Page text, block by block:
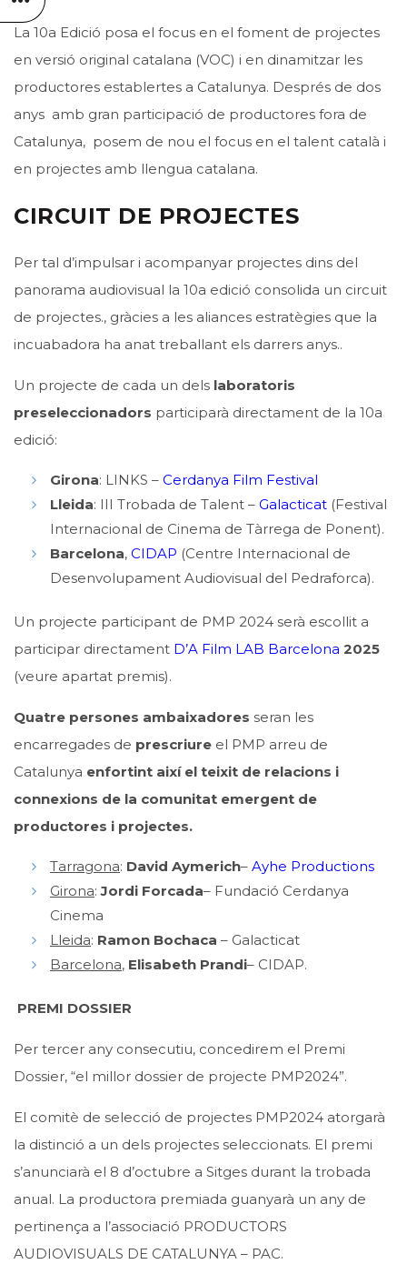
La 10a Edició posa el focus en el foment de projectes
en versió original catalana (VOC) i en dinamitzar les
productores establertes a Catalunya. Després de dos
anys amb gran participació de productores fora de
Catalunya, posem de nou el focus en el talent català i
en projectes amb llengua catalana.
CIRCUIT DE PROJECTES
Per tal d’impulsar i acompanyar projectes dins del
panorama audiovisual la 10a edició consolida un circuit
de projectes., gràcies a les aliances estratègies que la
incuabadora ha anat treballant els darrers anys..
Un projecte de cada un dels laboratoris
preseleccionadors participarà directament de la 10a
edició:
Girona: LINKS – Cerdanya Film Festival
Lleida: III Trobada de Talent – Galacticat (Festival
Internacional de Cinema de Tàrrega de Ponent).
Barcelona, CIDAP (Centre Internacional de
Desenvolupament Audiovisual del Pedraforca).
Un projecte participant de PMP 2024 serà escollit a
participar directament D’A Film LAB Barcelona 2025
(veure apartat premis).
Quatre persones ambaixadores seran les
encarregades de prescriure el PMP arreu de
Catalunya enfortint així el teixit de relacions i
connexions de la comunitat emergent de
productores i projectes.
Tarragona: David Aymerich– Ayhe Productions
Girona:Jordi Forcada– Fundació Cerdanya
Cinema
Lleida: Ramon Bochaca – Galacticat
Barcelona, Elisabeth Prandi– CIDAP.
PREMI DOSSIER
Per tercer any consecutiu, concedirem el Premi
Dossier, “el millor dossier de projecte PMP2024”.
El comitè de selecció de projectes PMP2024 atorgarà
la distinció a un dels projectes seleccionats. El premi
s’anunciarà el 8 d’octubre a Sitges durant la trobada
anual. La productora premiada guanyarà un any de
pertinença a l’associació PRODUCTORS
AUDIOVISUALS DE CATALUNYA – PAC.